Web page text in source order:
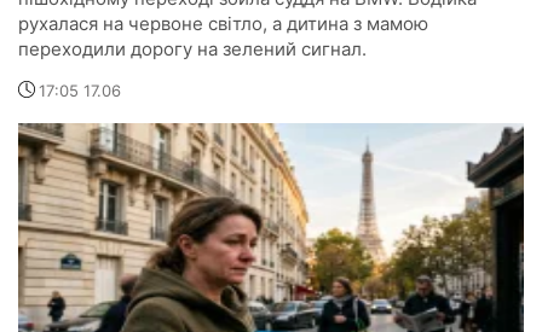
рухалася на червоне світло, а дитина з мамою
переходили дорогу на зелений сигнал.
17:05 17.06